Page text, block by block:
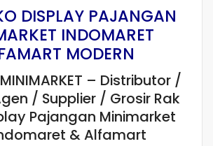
DISPLAY PAJANGAN
INDOMARET
MODERN
– Distributor /
/ Supplier / Grosir Rak
Pajangan Minimarket
& Alfamart